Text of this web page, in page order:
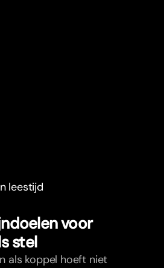
leestijd
voor
stel
als koppel hoeft niet